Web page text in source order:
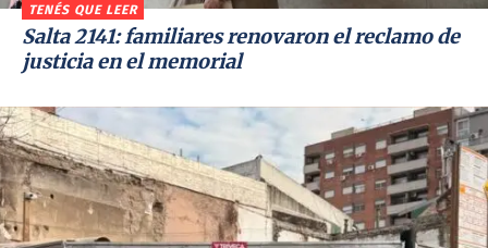
TENÉS QUE LEER
Salta 2141: familiares renovaron el reclamo de
justicia en el memorial